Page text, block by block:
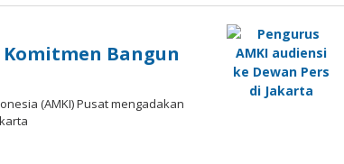
Komitmen Bangun
(AMKI) Pusat mеngаdаkаn